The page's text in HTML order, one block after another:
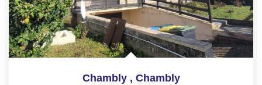
Chambly , Chambly